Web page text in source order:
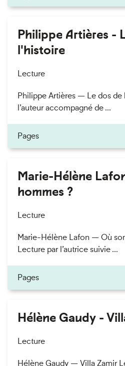
Philippe Artières -
l'histoire
Lecture
Philippe Artières — Le dos de
l’auteur accompagné de ...
Pages
Marie-Hélène
hommes ?
Lecture
Marie-Hélène Lafon — Où
Lecture par l’autrice suivie ...
Pages
Hélène Gaudy -
Lecture
Hélène Gaudy — Villa Zamir